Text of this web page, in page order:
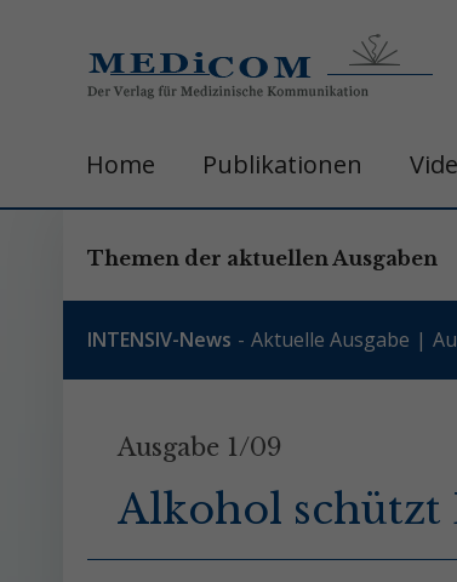
Home Publikationen
Themen der aktuellen Ausgaben
INTENSIV-News Aktuelle Ausgabe
Ausgabe 1/09
Alkohol schützt